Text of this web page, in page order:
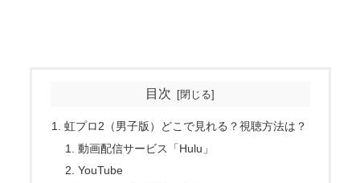
目次
虹プロ2（男子版）どこで見れる？視聴方法は？
動画配信サービス「Hulu」
YouTube